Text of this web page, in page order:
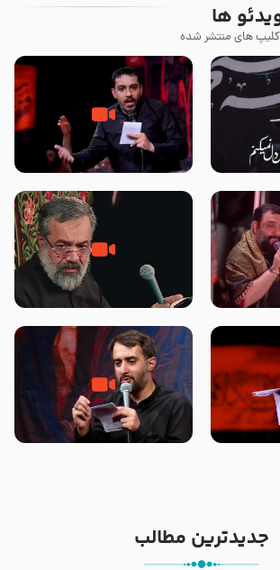
ها
های منتشر شده
سیب
شور ، حسینا! به‌ حق زهرا «أُنْظُرْ
إِلَینا» – عزاداری شب هفتم ماه
کربلایی جواد
مقدم – شب هشتم محرم 1448 –
مادر منم مثل تو خمیدم – حاج
محمود کریمی – شهادت حضرت
هیئت رایة العباس علیه السلام
–
شب
من غلام نوکراتم من عاشق کربلاتم
– شور زمینه – شب هفتم – محرم
جدیدترین مطالب